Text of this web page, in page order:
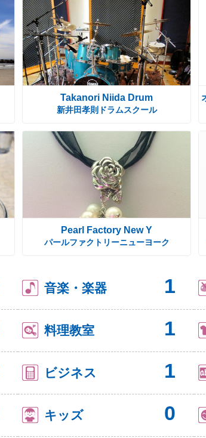
Takanori Niida Drum
新井田孝則ドラムスクール
Pearl Factory New Y
パールファクトリーニューヨーク
音楽・楽器 1
料理教室 1
ビジネス 1
キッズ 0